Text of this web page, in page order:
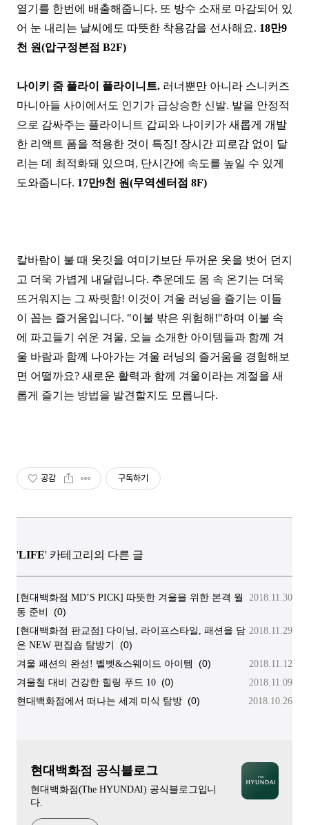
열기를 한번에 배출해줍니다. 또 방수 소재로 마감되어 있
어 눈 내리는 날씨에도 따뜻한 착용감을 선사해요. 18만9
천 원(압구정본점 B2F)
나이키 줌 플라이 플라이니트. 러너뿐만 아니라 스니커즈
마니아들 사이에서도 인기가 급상승한 신발. 발을 안정적
으로 감싸주는 플라이니트 갑피와 나이키가 새롭게 개발
한 리액트 폼을 적용한 것이 특징! 장시간 피로감 없이 달
리는 데 최적화돼 있으며, 단시간에 속도를 높일 수 있게
도와줍니다. 17만9천 원(무역센터점 8F)
칼바람이 불 때 옷깃을 여미기보단 두꺼운 옷을 벗어 던지
고 더욱 가볍게 내달립니다. 추운데도 몸 속 온기는 더욱
뜨거워지는 그 짜릿함! 이것이 겨울 러닝을 즐기는 이들
이 꼽는 즐거움입니다. "이불 밖은 위험해!"하며 이불 속
에 파고들기 쉬운 겨울, 오늘 소개한 아이템들과 함께 겨
울 바람과 함께 나아가는 겨울 러닝의 즐거움을 경험해보
면 어떨까요? 새로운 활력과 함께 겨울이라는 계절을 새
롭게 즐기는 방법을 발견할지도 모릅니다.
공감 구독하기
'LIFE' 카테고리의 다른 글
[현대백화점 MD’S PICK] 따뜻한 겨울을 위한 본격 월
동 준비
(0)
2018.11.30
[현대백화점 판교점] 다이닝, 라이프스타일, 패션을 담
은 NEW 편집숍 탐방기
(0)
2018.11.29
겨울 패션의 완성! 벨벳&스웨이드 아이템 (0)
2018.11.12
겨울철 대비 건강한 힐링 푸드 10 (0)
2018.11.09
현대백화점에서 떠나는 세계 미식 탐방 (0) 2018.10.26
현대백화점 공식블로그
현대백화점(The HYUNDAI) 공식블로그입니
다.